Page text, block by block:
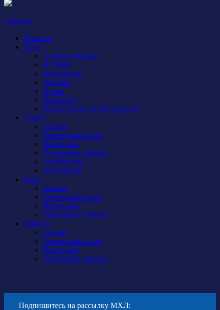
Партнер
Новости
Клуб
Администрация
История
Документы
Закупки
Арена
Контакты
Правила поведения на арене
Сокол
Состав
Тренерский штаб
Календарь
Турнирная таблица
Атрибутика
Фан-сектор
Рыси
Состав
Тренерский штаб
Календарь
Турнирная таблица
Бирюса
Состав
Тренерский штаб
Календарь
Турнирная таблица
Подпишитесь на рассылку МХЛ: